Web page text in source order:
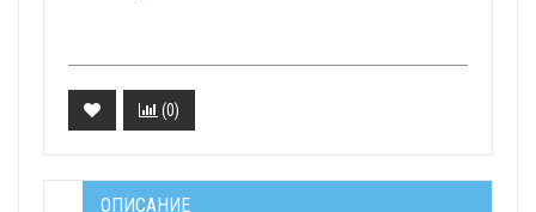
(0)
ОПИСАНИЕ